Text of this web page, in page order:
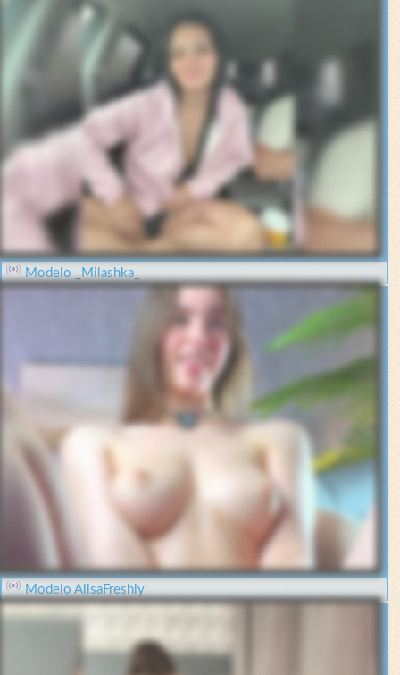
Modelo _Milashka_
Modelo AlisaFreshly